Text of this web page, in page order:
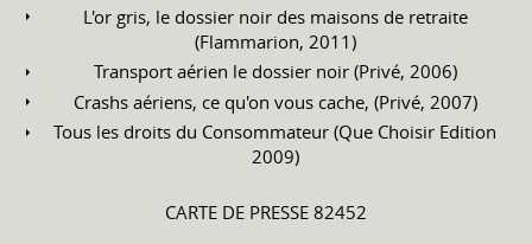
L'or gris, le dossier noir des maisons de retraite
(Flammarion, 2011)
Transport aérien le dossier noir (Privé, 2006)
Crashs aériens, ce qu'on vous cache, (Privé, 2007)
Tous les droits du Consommateur (Que Choisir Edition
2009)
CARTE DE PRESSE 82452